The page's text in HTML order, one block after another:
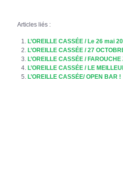
Articles liés :
L’OREILLE CASSÉE / Le 26 mai
L’OREILLE CASSÉE / 27
L’OREILLE CASSÉE /
L’OREILLE CASSÉE / LE
L’OREILLE CASSÉE/ OPEN BAR !